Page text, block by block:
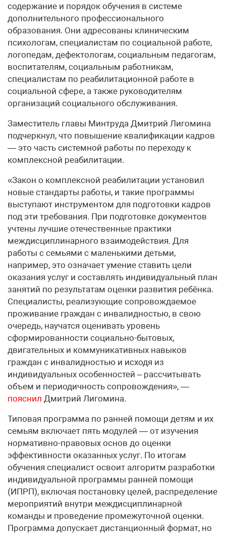
содержание и порядок обучения в системе
дополнительного профессионального
образования. Они адресованы клиническим
психологам, специалистам по социальной работе,
логопедам, дефектологам, социальным педагогам,
воспитателям, социальным работникам,
специалистам по реабилитационной работе в
социальной сфере, а также руководителям
организаций социального обслуживания.
Заместитель главы Минтруда Дмитрий Лигомина
подчеркнул, что повышение квалификации кадров
— это часть системной работы по переходу к
комплексной реабилитации.
«Закон о комплексной реабилитации установил
новые стандарты работы, и такие программы
выступают инструментом для подготовки кадров
под эти требования. При подготовке документов
учтены лучшие отечественные практики
междисциплинарного взаимодействия. Для
работы с семьями c маленькими детьми,
например, это означает умение ставить цели
оказания услуг и составлять индивидуальный план
занятий по результатам оценки развития ребёнка.
Специалисты, реализующие сопровождаемое
проживание граждан с инвалидностью, в свою
очередь, научатся оценивать уровень
сформированности социально-бытовых,
двигательных и коммуникативных навыков
граждан с инвалидностью и исходя из
индивидуальных особенностей – рассчитывать
объем и периодичность сопровождения», —
пояснил Дмитрий Лигомина.
Типовая программа по ранней помощи детям и их
семьям включает пять модулей — от изучения
нормативно-правовых основ до оценки
эффективности оказанных услуг. По итогам
обучения специалист освоит алгоритм разработки
индивидуальной программы ранней помощи
(ИПРП), включая постановку целей, распределение
мероприятий внутри междисциплинарной
команды и проведение промежуточной оценки.
Программа допускает дистанционный формат, но